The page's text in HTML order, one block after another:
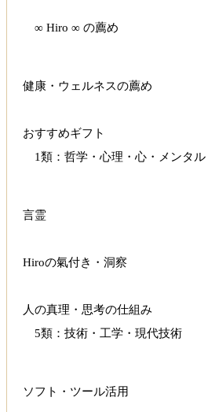
∞ Hiro ∞ の薦め
健康・ウェルネスの薦め
おすすめギフト
1類：哲学・心理・心・メンタル
言霊
Hiroの氣付き・洞察
人の真理・思考の仕組み
5類：技術・工学・現代技術
ソフト・ツール活用